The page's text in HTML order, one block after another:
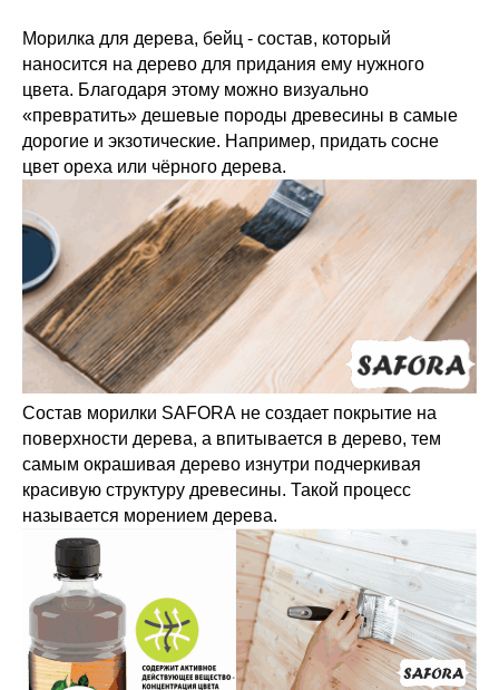
Морилка для дерева, бейц - состав, который
наносится на дерево для придания ему нужного
цвета. Благодаря этому можно визуально
«превратить» дешевые породы древесины в самые
дорогие и экзотические. Например, придать сосне
цвет ореха или чёрного дерева.
Состав морилки SAFORA не создает покрытие на
поверхности дерева, а впитывается в дерево, тем
самым окрашивая дерево изнутри подчеркивая
красивую структуру древесины. Такой процесс
называется морением дерева.